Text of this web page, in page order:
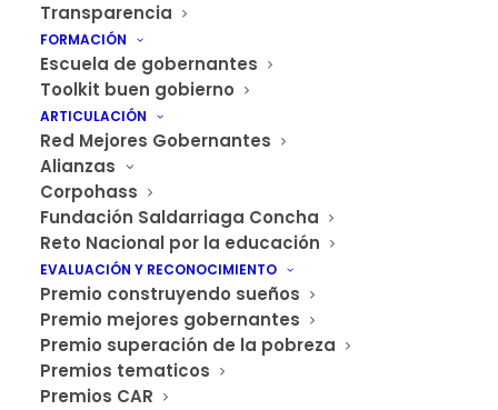
Transparencia
FORMACIÓN
Escuela de gobernantes
Toolkit buen gobierno
ARTICULACIÓN
Red Mejores Gobernantes
Alianzas
Corpohass
Fundación Saldarriaga Concha
Reto Nacional por la educación
EVALUACIÓN Y RECONOCIMIENTO
Premio construyendo sueños
Premio mejores gobernantes
Premio superación de la pobreza
Premios tematicos
Premios CAR
El propósito fue intercambiar
experiencias y
recomendaciones de buen
gobierno
Bogotá, 10 de mayo de 2024
Con la participación de gobernantes del período
2020-2023 se desarrolló el
‘Tejiendo redes para el éxito’, a cargo de
Colombia Líder, un encuentro cuyo propósito
consistió en intercambiar experiencias de buen
gobierno.